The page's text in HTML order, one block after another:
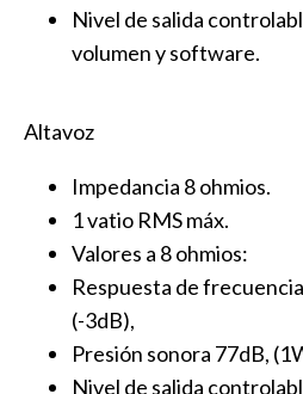
Nivel de salida
volumen y software.
Altavoz
Impedancia 8 ohmios.
1 vatio RMS máx.
Valores a 8 ohmios:
Respuesta de
(-3dB),
Presión sonora 77dB,
Nivel de salida